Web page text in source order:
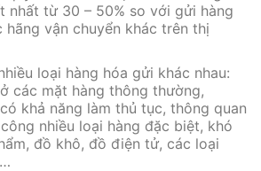
nhất từ 30 – 50% so với gửi hàng
vận chuyển khác trên thị
loại hàng hóa gửi khác nhau:
các mặt hàng thông thường,
khả năng làm thủ tục, thông quan
nhiều loại hàng đặc biệt, khó
đồ khô, đồ điện tử, các loại